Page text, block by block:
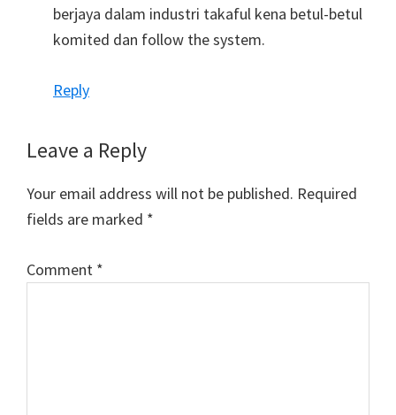
berjaya dalam industri takaful kena betul-betul
komited dan follow the system.
Reply
Leave a Reply
Your email address will not be published. Required
fields are marked *
Comment *